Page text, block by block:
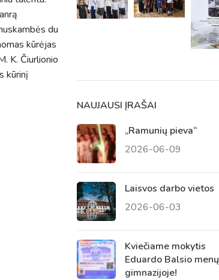
2026 m. m.
dienos, tėvų susirinkimai
dienos, atvirų durų dienos, tėvų
du
kūrėjas
K. Čiurlionio
kūrinį
NAUJAUSI ĮRAŠAI
„Ramunių pieva“
2026-06-09
Laisvos darbo vietos
2026-06-03
Kviečiame mokytis
Eduardo Balsio menų
gimnazijoje!